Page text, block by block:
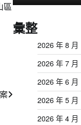
區
彙整
2026 年 8 月
2026 年 7 月
2026 年 6 月
2026 年 5 月
2026 年 4 月